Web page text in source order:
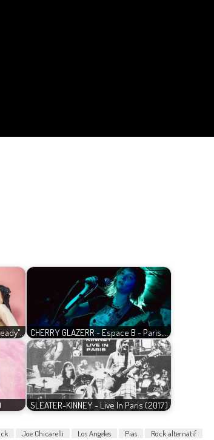
CHERRY GLAZERR - Espace B - Paris,…
SLEATER-KINNEY - Live In Paris (2017)
Joe Chicarelli Los Angeles Pias
Rock alternatif